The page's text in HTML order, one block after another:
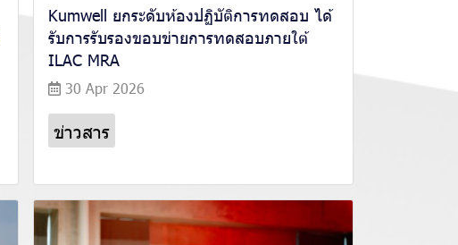
Kumwell ยกระดับห้องปฏิบัติการทดสอบ ได้
รับการรับรองขอบข่ายการทดสอบภายใต้
ILAC MRA
30 Apr 2026
ข่าวสาร